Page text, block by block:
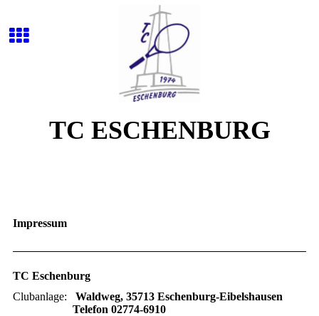
TC ESCHENBURG
Impressum
TC Eschenburg
Clubanlage: Waldweg, 35713 Eschenburg-Eibelshausen
Telefon 02774-6910